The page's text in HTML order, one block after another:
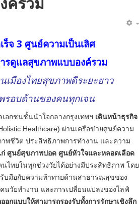
ค์รวม
จ 3 ศูนย์ความเป็นเลิศ
รดูแลสุขภาพแบบองค์รวม
เมืองไทยสุขภาพดีระยะยาว
รอบด้านของคนทุกเจน
เอกชนชั้นนำใจกลางกรุงเทพฯ เดินหน้าธุรกิจ
Healthcare) ผ่านเครือข่ายศูนย์ความ
พชีวิต ประสิทธิภาพการทำงาน และความ
ศูนย์สุขภาพปอด ศูนย์หัวใจและหลอดเลือด
ไทยในทุกช่วงวัยได้อย่างมีประสิทธิภาพ โดย
บมือกับความท้าทายด้านสาธารณสุขของ
นวัยทำงาน และการเปลี่ยนแปลงของไลฟ์
อกแบบให้สามารถรองรับทั้งการรักษาเชิงลึก